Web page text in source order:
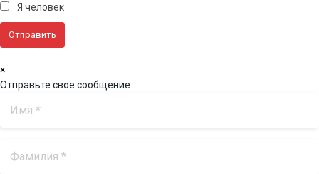
Я человек
×
Отправьте свое сообщение